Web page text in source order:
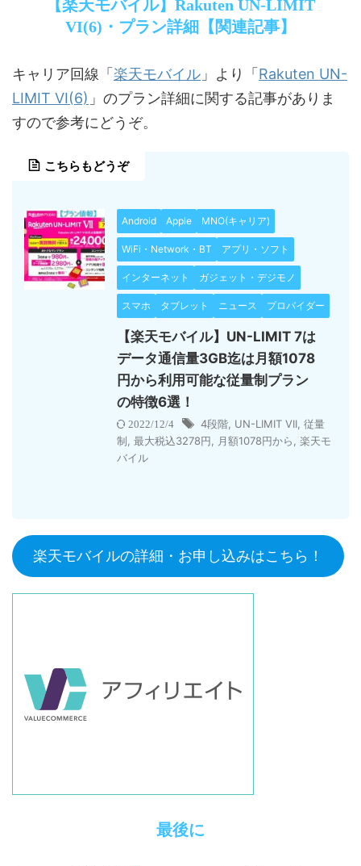
【楽天モバイル】Rakuten UN-LIMIT
VI(6)・プラン詳細【関連記事】
キャリア回線「 楽天モバイル 」より「 Rakuten UN-
LIMIT VI(6) 」のプラン詳細に関する記事がありま
すので参考にどうぞ。
こちらもどうぞ
Android Apple MNO(キャリア)
WiFi・Network・BT アプリ・ソフト
インターネット ガジェット・デジモノ
スマホ タブレット ニュース プロバイダー
【楽天モバイル】UN-LIMIT 7は
データ通信量3GB迄は月額1078
円から利用可能な従量制プラン
の特徴6選！
2022/12/4 4段階 UN-LIMIT VII 従量
制 最大税込3278円 月額1078円から
楽天モ
バイル
楽天モバイルの詳細・お申し込みはこちら！
最後に